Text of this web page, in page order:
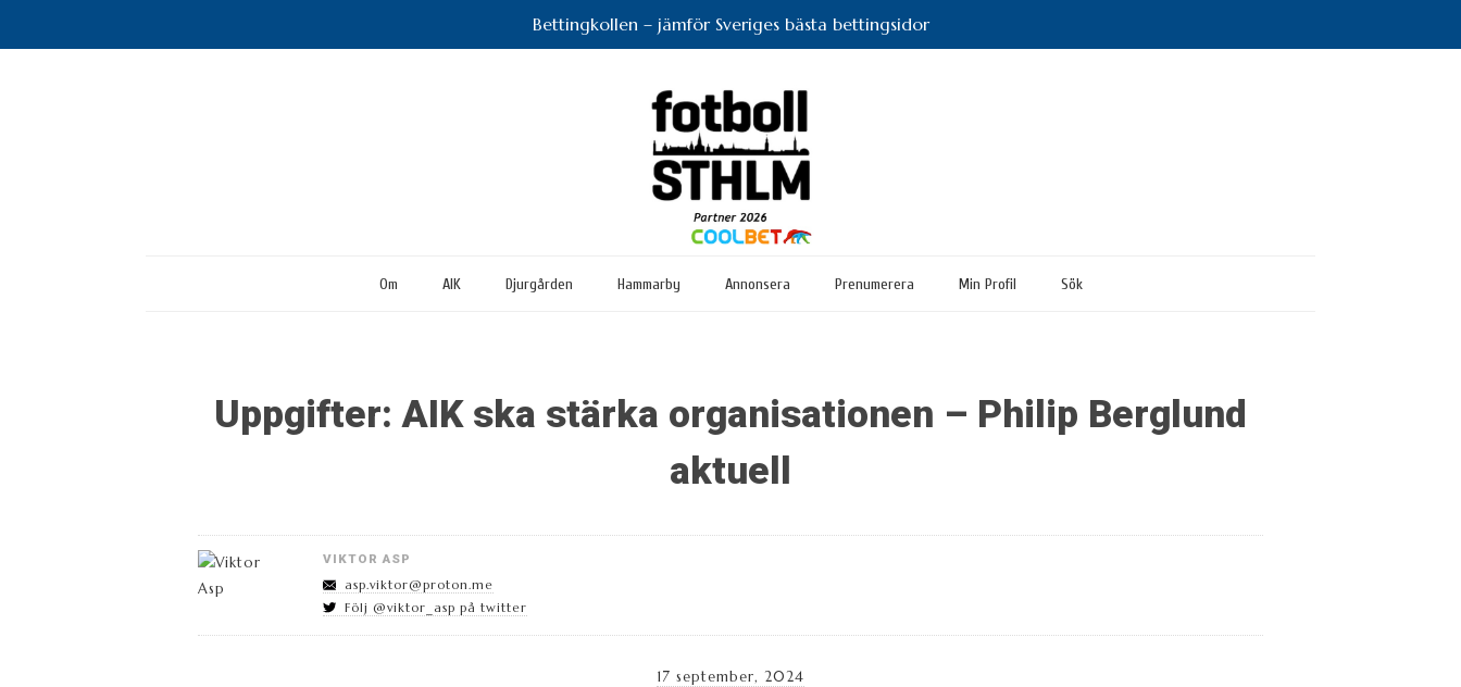
Bettingkollen – jämför Sveriges bästa bettingsidor
Om AIK Djurgården Hammarby Annonsera Prenumerera Min Profil Sök
Uppgifter: AIK ska stärka organisationen – Philip Berglund
aktuell
VIKTOR ASP
asp.viktor@proton.me
Följ @viktor_asp på twitter
17 september, 2024